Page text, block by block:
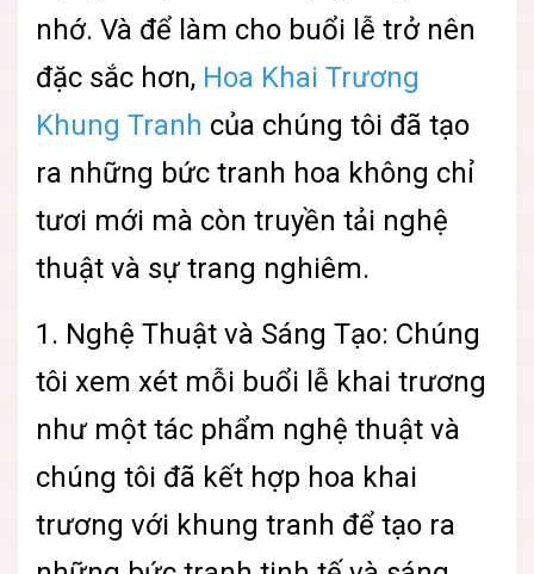
nhớ. Và để làm cho buổi lễ trở nên
đặc sắc hơn, Hoa Khai Trương
Khung Tranh của chúng tôi đã tạo
ra những bức tranh hoa không chỉ
tươi mới mà còn truyền tải nghệ
thuật và sự trang nghiêm.
1. Nghệ Thuật và Sáng Tạo: Chúng
tôi xem xét mỗi buổi lễ khai trương
như một tác phẩm nghệ thuật và
chúng tôi đã kết hợp hoa khai
trương với khung tranh để tạo ra